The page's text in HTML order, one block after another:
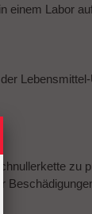
einem Labor
zu